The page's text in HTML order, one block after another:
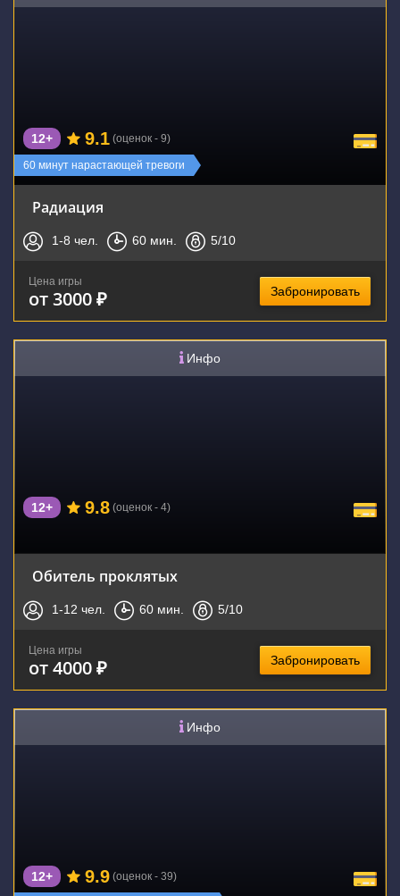
60 минут нарастающей тревоги
12+ 9.1 (оценок - 9)
Радиация
1-8 чел. 60 мин. 5/10
Цена игры
от 3000 ₽ Забронировать
Инфо
12+ 9.8 (оценок - 4)
Обитель проклятых
1-12 чел. 60 мин. 5/10
Цена игры
от 4000 ₽ Забронировать
Инфо
12+ 9.9 (оценок - 39)